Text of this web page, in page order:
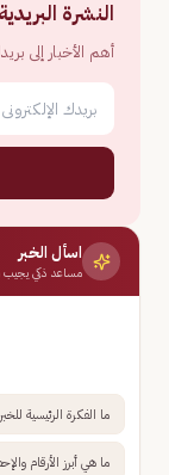
النشرة البريدية
أهم الأخبار إلى
اسأل الخبر
مساعد ذكي يجيب
ما الفكرة الرئيسية
ما هي أبرز الأرقام